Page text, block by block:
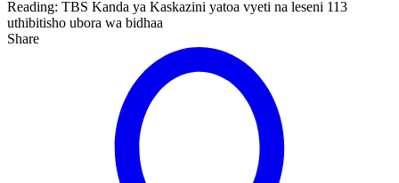
Reading: TBS Kanda ya Kaskazini yatoa vyeti na leseni 113
uthibitisho ubora wa bidhaa
Share